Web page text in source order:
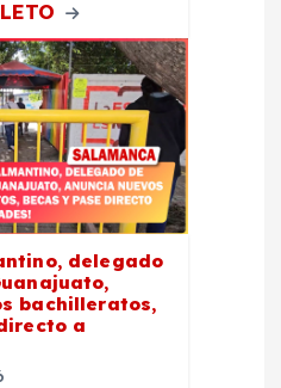
delegado
bachilleratos,
a